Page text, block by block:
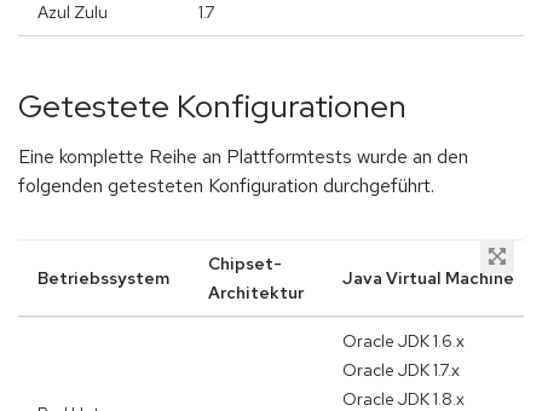
Azul Zulu 1.7
Getestete Konfigurationen
Eine komplette Reihe an Plattformtests wurde an den
folgenden getesteten Konfiguration durchgeführt.
Betriebssystem
Chipset-
Architektur
Java Virtual Machine
Oracle JDK 1.6.x
Oracle JDK 1.7.x
Oracle JDK 1.8.x